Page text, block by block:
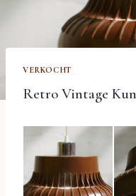
VERKOCHT
Retro Vintage